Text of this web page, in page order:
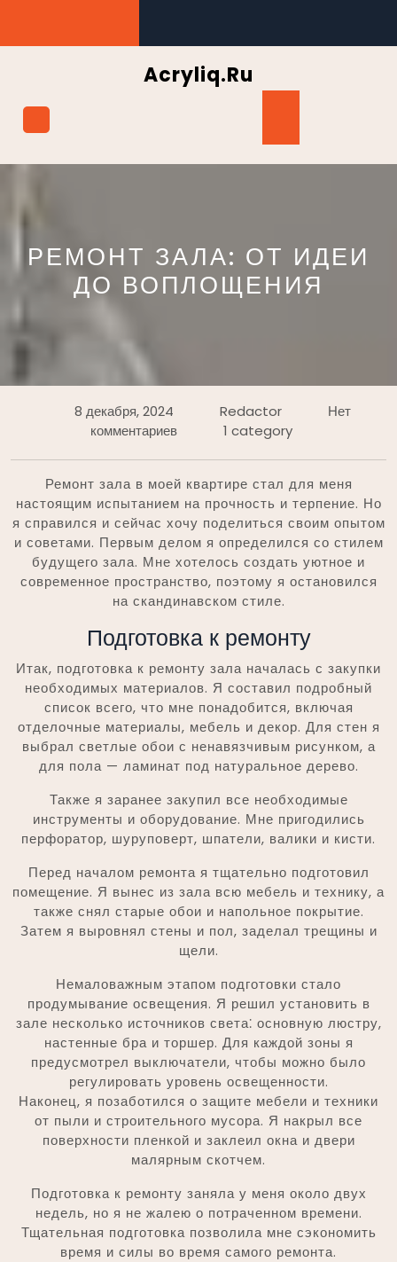
содержимому
Acryliq.ru
РЕМОНТ ЗАЛА: ОТ ИДЕИ
ДО ВОПЛОЩЕНИЯ
8 декабря, 2024 Redactor
Нет
комментариев
1 category
Ремонт зала в моей квартире стал для меня
настоящим испытанием на прочность и терпение. Но
я справился и сейчас хочу поделиться своим опытом
и советами. Первым делом я определился со стилем
будущего зала. Мне хотелось создать уютное и
современное пространство, поэтому я остановился
на скандинавском стиле.
Подготовка к ремонту
Итак, подготовка к ремонту зала началась с закупки
необходимых материалов. Я составил подробный
список всего, что мне понадобится, включая
отделочные материалы, мебель и декор. Для стен я
выбрал светлые обои с ненавязчивым рисунком, а
для пола — ламинат под натуральное дерево.
Также я заранее закупил все необходимые
инструменты и оборудование. Мне пригодились
перфоратор, шуруповерт, шпатели, валики и кисти.
Перед началом ремонта я тщательно подготовил
помещение. Я вынес из зала всю мебель и технику, а
также снял старые обои и напольное покрытие.
Затем я выровнял стены и пол, заделал трещины и
щели.
Немаловажным этапом подготовки стало
продумывание освещения. Я решил установить в
зале несколько источников света⁚ основную люстру,
настенные бра и торшер. Для каждой зоны я
предусмотрел выключатели, чтобы можно было
регулировать уровень освещенности.
Наконец, я позаботился о защите мебели и техники
от пыли и строительного мусора. Я накрыл все
поверхности пленкой и заклеил окна и двери
малярным скотчем.
Подготовка к ремонту заняла у меня около двух
недель, но я не жалею о потраченном времени.
Тщательная подготовка позволила мне сэкономить
время и силы во время самого ремонта.